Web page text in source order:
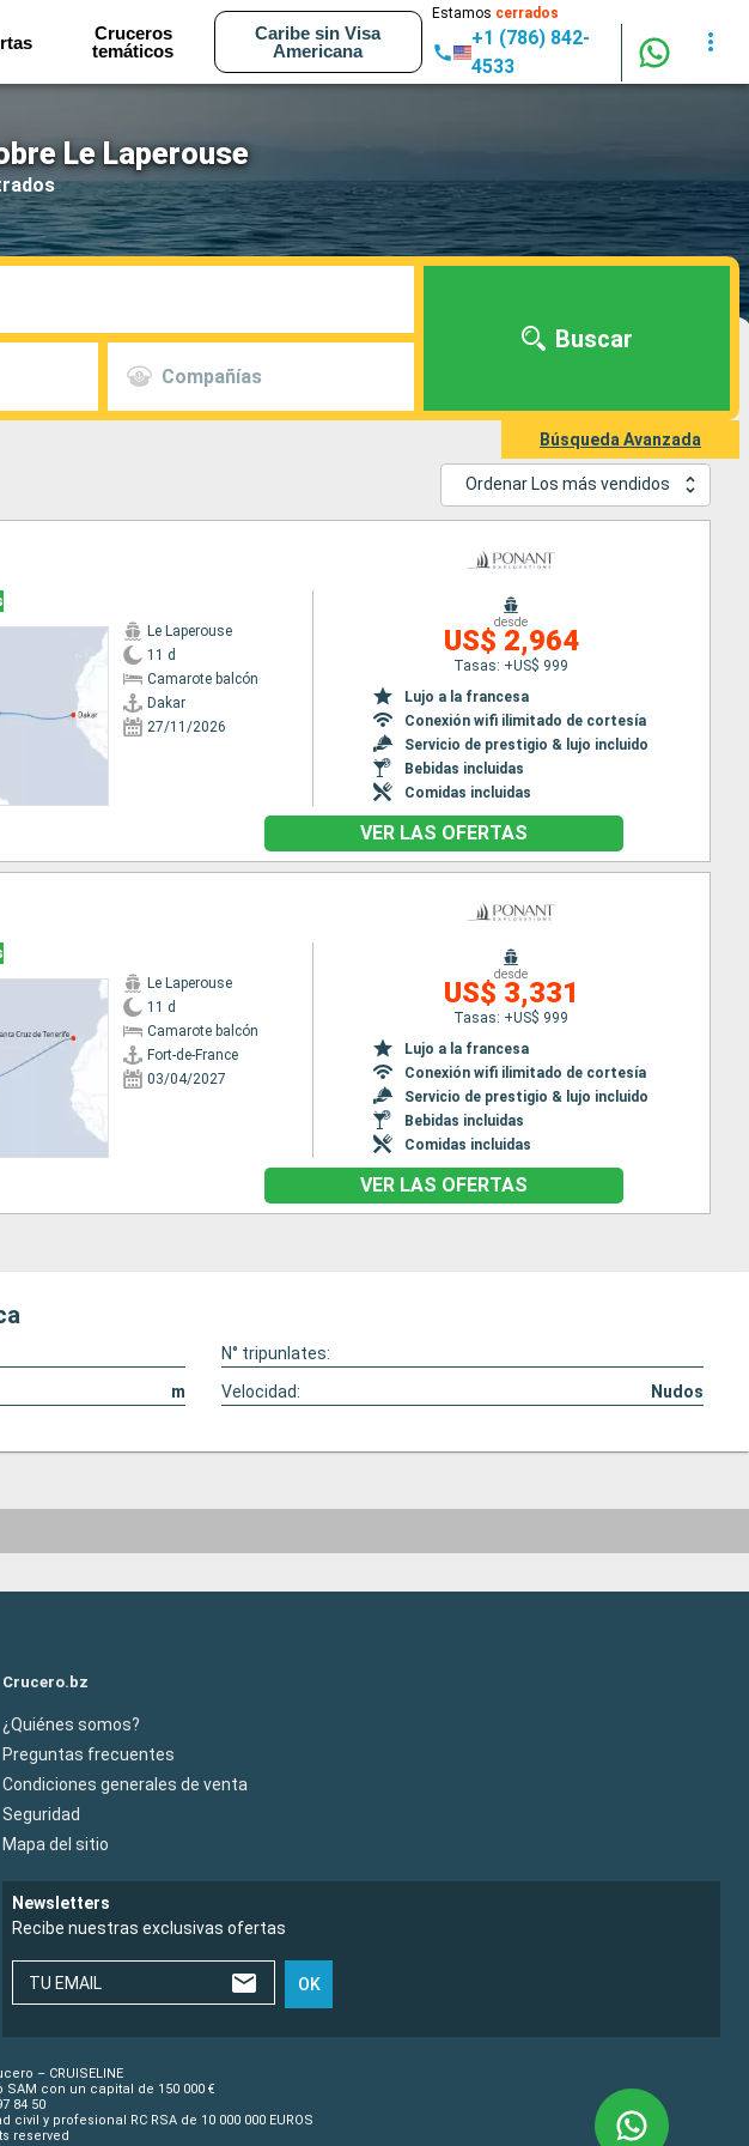
Cruceros
temáticos
Caribe sin Visa
Americana
Estamos cerrados
+1 (786) 842-
4533
Le Laperouse
Compañías
Buscar
Búsqueda Avanzada
Ordenar Los más vendidos
Le Laperouse
11 d
Camarote balcón
Dakar
27/11/2026
desde
US$ 2,964
Tasas: +US$ 999
Lujo a la francesa
Conexión wifi ilimitado de cortesía
Servicio de prestigio & lujo incluido
Bebidas incluidas
Comidas incluidas
VER LAS OFERTAS
Le Laperouse
11 d
Camarote balcón
Fort-de-France
03/04/2027
desde
US$ 3,331
Tasas: +US$ 999
Lujo a la francesa
Conexión wifi ilimitado de cortesía
Servicio de prestigio & lujo incluido
Bebidas incluidas
Comidas incluidas
VER LAS OFERTAS
N° tripunlates:
m Velocidad: Nudos
Crucero.bz
¿Quiénes somos?
Preguntas frecuentes
Condiciones generales de venta
Seguridad
Mapa del sitio
Newsletters
Recibe nuestras exclusivas ofertas
TU EMAIL OK
– CRUISELINE
con un capital de 150 000 €
84 50
y profesional RC RSA de 10 000 000 EUROS
reserved